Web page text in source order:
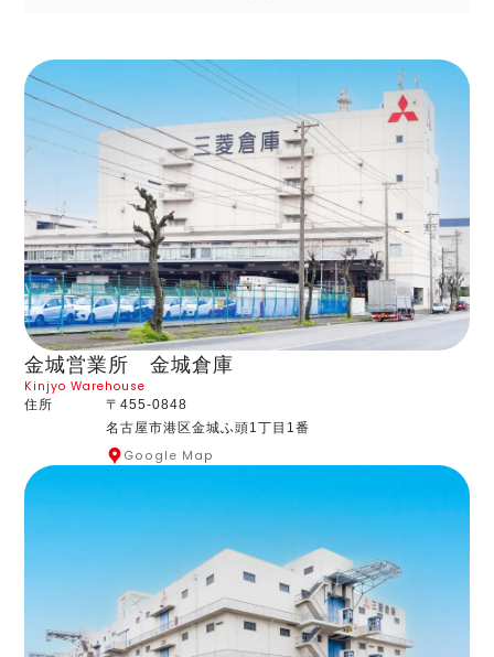
金城営業所 金城倉庫
Kinjyo Warehouse
住所
〒455-0848
名古屋市港区金城ふ頭1丁目1番
Google Map